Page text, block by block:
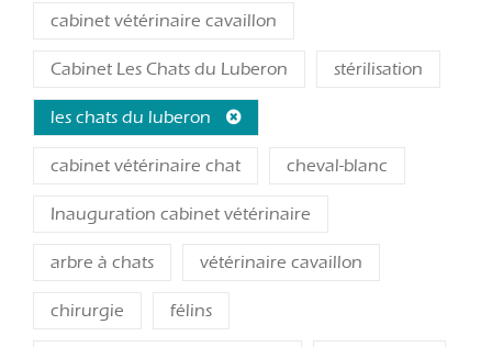
cabinet vétérinaire cavaillon
Cabinet Les Chats du Luberon stérilisation
les chats du luberon
cabinet vétérinaire chat cheval-blanc
Inauguration cabinet vétérinaire
arbre à chats vétérinaire cavaillon
chirurgie félins